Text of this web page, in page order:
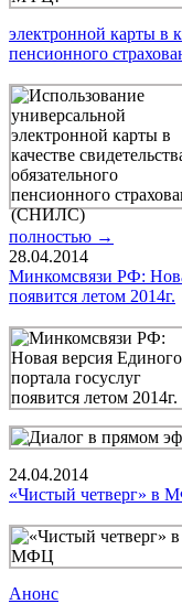
электронной карты в
пенсионного
полностью →
28.04.2014
Минкомсвязи РФ:
появится летом 2014г.
24.04.2014
«Чистый четверг» в
Анонс